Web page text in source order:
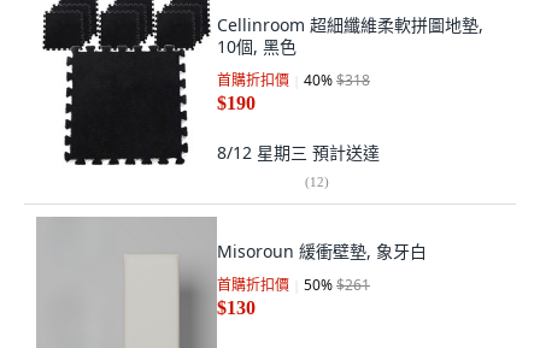
Cellinroom 超細纖維柔軟拼圖地墊,
10個, 黑色
首購折扣價 40%$318
$190
8/12 星期三 預計送達
(12)
Misoroun 緩衝壁墊, 象牙白
首購折扣價 50%$261
$130